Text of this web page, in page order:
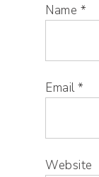
Name *
Email*
Website